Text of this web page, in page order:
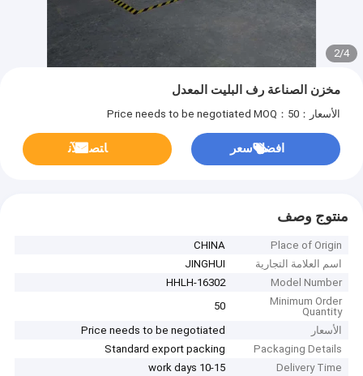
2/4
مخزن الصناعة رف البليت المعدل
الأسعار：Price needs to be negotiated MOQ：50
افضل سعر ﺎﺘﺼﻟ ﺍﻶﻧ
منتوج وصف
Place of Origin
CHINA
اسم العلامة التجارية
JINGHUI
Model Number
HHLH-16302
Minimum Order
Quantity
50
الأسعار
Price needs to be negotiated
Packaging Details
Standard export packing
Delivery Time
10-15 work days